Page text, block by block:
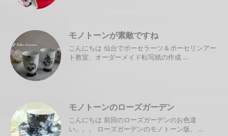
モノトーンが素敵ですね
こんにちは 仙台でポーセラーツ＆ポーセリンアー
ト教室、オーダーメイド転写紙の作成 ...
モノトーンのローズガーデン
こんにちは 前回のローズガーデンのお色違
い。。。 ローズガーデンのモノトーン版、 ...